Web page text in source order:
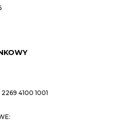
4100 1001